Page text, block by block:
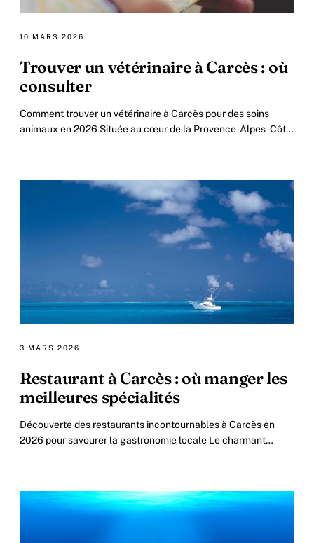
10 MARS 2026
Trouver un vétérinaire à Carcès : où
consulter
Comment trouver un vétérinaire à Carcès pour des soins
animaux en 2026 Située au cœur de la Provence-Alpes-Côte
3 MARS 2026
Restaurant à Carcès : où manger les
meilleures spécialités
Découverte des restaurants incontournables à Carcès en
2026 pour savourer la gastronomie locale Le charmant